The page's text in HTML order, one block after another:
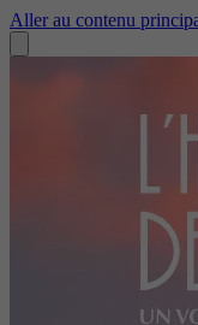
Aller au contenu